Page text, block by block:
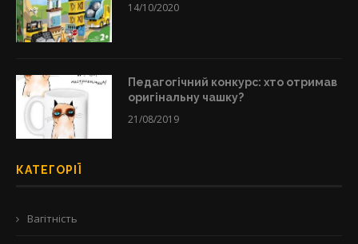
14/10/2020
Педагогічний конкурс: хто отримав
оригінальну чашку?
21/08/2019
КАТЕГОРІЇ
Вагітність